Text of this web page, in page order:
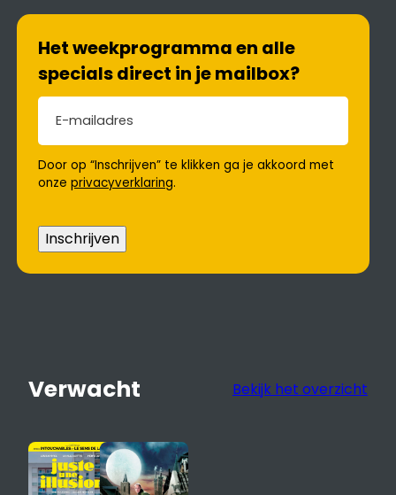
Het weekprogramma en alle
specials direct in je mailbox?
E-mailadres
Door op “Inschrijven” te klikken ga je akkoord met
onzeprivacyverklaring.
Inschrijven
Verwacht Bekijk het overzicht